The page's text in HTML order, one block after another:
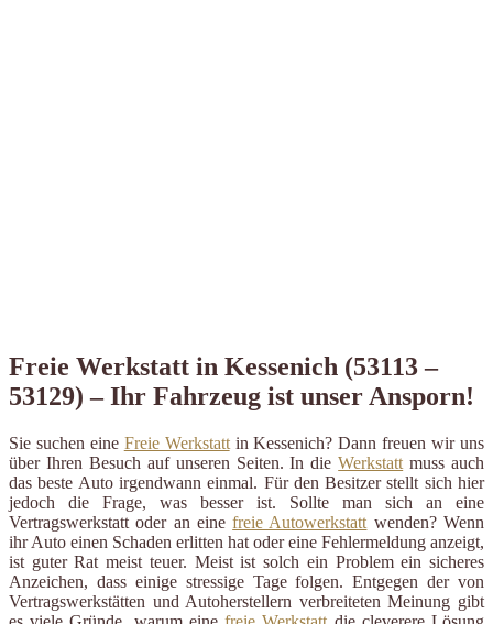
Freie Werkstatt in Kessenich (53113 –
53129) – Ihr Fahrzeug ist unser Ansporn!
Sie suchen eine Freie Werkstattin Kessenich? Dann freuen wir uns
über Ihren Besuch auf unseren Seiten. In dieWerkstatt muss auch
das beste Auto irgendwann einmal. Für den Besitzer stellt sich hier
jedoch die Frage, was besser ist. Sollte man sich an eine
Vertragswerkstatt oder an einefreie Autowerkstatt wenden? Wenn
ihr Auto einen Schaden erlitten hat oder eine Fehlermeldung anzeigt,
ist guter Rat meist teuer. Meist ist solch ein Problem ein sicheres
Anzeichen, dass einige stressige Tage folgen. Entgegen der von
Vertragswerkstätten und Autoherstellern verbreiteten Meinung gibt